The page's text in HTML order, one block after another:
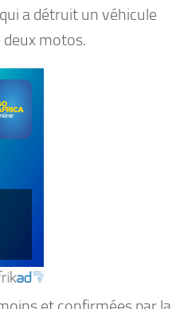
a détruit un véhicule
deux motos.